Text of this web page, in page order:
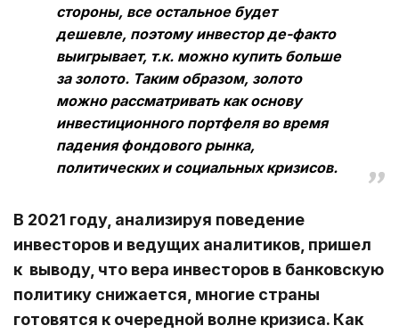
стороны, все остальное будет
дешевле, поэтому инвестор де-факто
выигрывает, т.к. можно купить больше
за золото. Таким образом, золото
можно рассматривать как основу
инвестиционного портфеля во время
падения фондового рынка,
политических и социальных кризисов.
В 2021 году, анализируя поведение
инвесторов и ведущих аналитиков, пришел
к выводу, что вера инвесторов в банковскую
политику снижается, многие страны
готовятся к очередной волне кризиса. Как